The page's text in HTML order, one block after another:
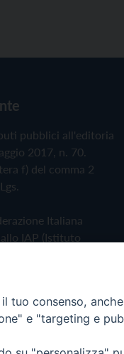
pubblici all'editoria
2017, n. 70.
f) del comma 2
Italiana
IAP (Istituto
tuo consenso,
e "targeting e